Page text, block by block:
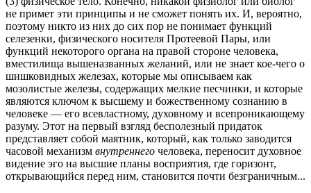
не примет эти принципы и не сможет понять их. И, вероятно,
поэтому никто из них до сих пор не понимает функций
селезенки, физического носителя Протеевой Пары, или
функций некоторого органа на правой стороне человека,
вместилища вышеназванных желаний, или не знает кое-чего о
шишковидных железах, которые мы описываем как
мозолистые железы, содержащих мелкие песчинки, и которые
являются ключом к высшему и божественному сознанию в
человеке — его всевластному, духовному и всепроникающему
разуму. Этот на первый взгляд бесполезный придаток
представляет собой маятник, который, как только заводится
часовой механизм внутреннего человека, переносит духовное
видение эго на высшие планы восприятия, где горизонт,
открывающийся перед ним, становится почти безграничным...